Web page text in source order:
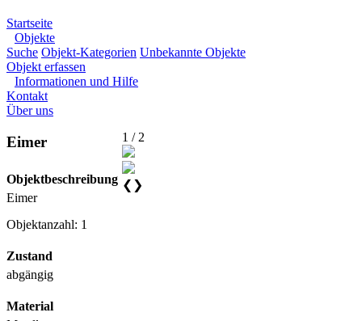
Startseite
Objekte
Suche Objekt-Kategorien Unbekannte Objekte
Objekt erfassen
Informationen und Hilfe
Kontakt
Über uns
Eimer
Objektbeschreibung
Eimer
Objektanzahl: 1
Zustand
abgängig
Material
1 / 2
❮ ❯